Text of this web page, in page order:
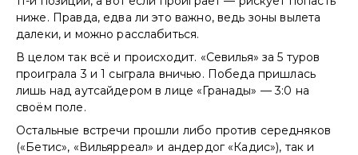
ниже. Правда, едва ли это важно, ведь зоны вылета
далеки, и можно расслабиться.
В целом так всё и происходит. «Севилья» за 5 туров
проиграла 3 и 1 сыграла вничью. Победа пришлась
лишь над аутсайдером в лице «Гранады» — 3:0 на
своём поле.
Остальные встречи прошли либо против середняков
(«Бетис», «Вильярреал» и андердог «Кадис»), так и